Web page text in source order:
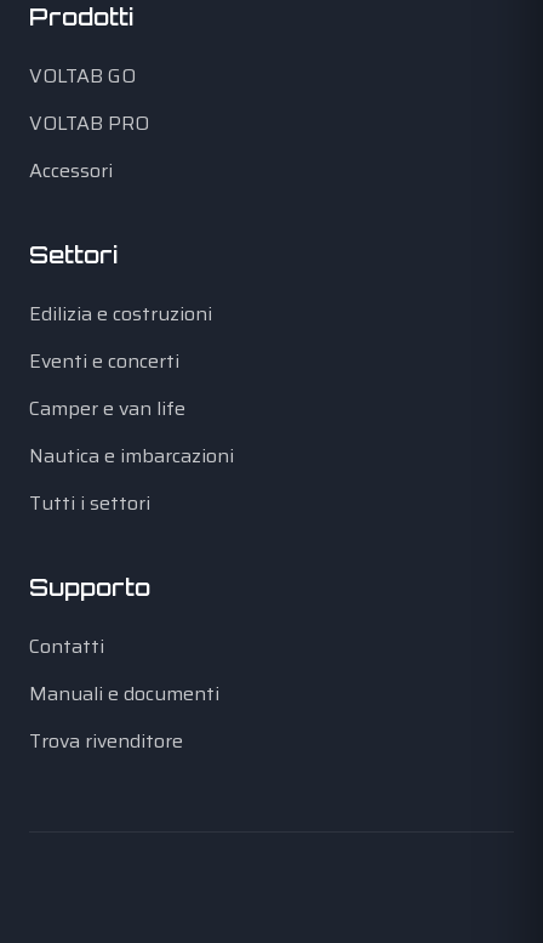
Prodotti
VOLTAB GO
VOLTAB PRO
Accessori
Settori
Edilizia e costruzioni
Eventi e concerti
Camper e van life
Nautica e imbarcazioni
Tutti i settori
Supporto
Contatti
Manuali e documenti
Trova rivenditore